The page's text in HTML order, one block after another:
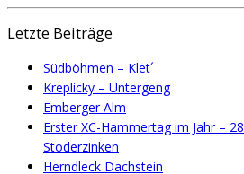
Letzte Beiträge
Südböhmen – Klet´
Kreplicky – Untergeng
Emberger Alm
Erster XC-Hammertag im Jahr –
Stoderzinken
Herndleck Dachstein